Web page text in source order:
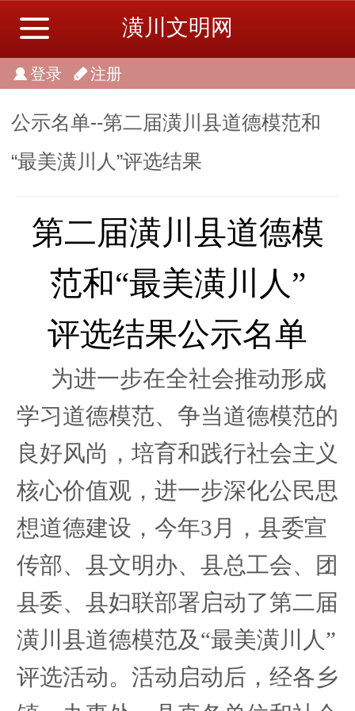
潢川文明网
登录 注册
公示名单--第二届潢川县道德模范和
“最美潢川人”评选结果
第二届潢川县道德模
范和“最美潢川 人 ”
评选结果公示名单
为进一步在全社会推动形成
学习道德模范、争当道德模范的
良好风尚，培育和践行社会主义
核心价值观，进一步深化公民思
想道德建设，今年3月，县委宣
传部、县文明办、县总工会、团
县委、县妇联部署启动了第二届
潢川县道德模范及“最美潢川人”
评选活动。活动启动后， 经各乡